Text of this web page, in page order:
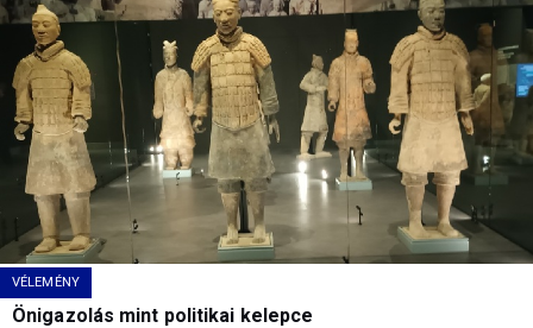
VÉLEMÉNY
Önigazolás mint politikai kelepce